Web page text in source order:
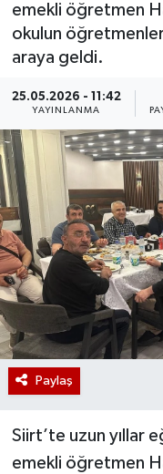
emekli öğretmen
okulun
araya geldi.
25.05.2026 - 11:42
YAYINLANMA
Paylaş
Siirt’te uzun yıllar
emekli öğretmen
KÜLTÜR-
SAĞLIK-YAŞAM
Son Dakika
Haber Arşivi